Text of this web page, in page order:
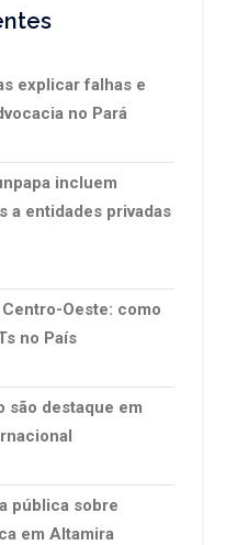
explicar falhas e
no Pará
incluem
a entidades privadas
Oeste: como
no País
são destaque em
pública sobre
em Altamira